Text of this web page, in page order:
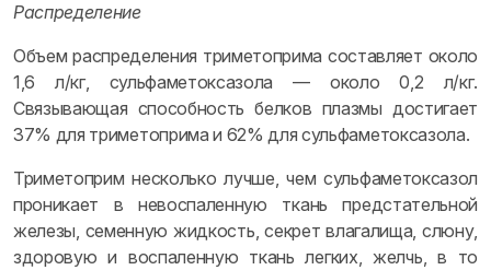
Распределение
Объем распределения триметоприма составляет около
1,6 л/кг, сульфаметоксазола — около 0,2 л/кг.
Связывающая способность белков плазмы достигает
37% для триметоприма и 62% для сульфаметоксазола.
Триметоприм несколько лучше, чем сульфаметоксазол
проникает в невоспаленную ткань предстательной
железы, семенную жидкость, секрет влагалища, слюну,
здоровую и воспаленную ткань легких, желчь, в то